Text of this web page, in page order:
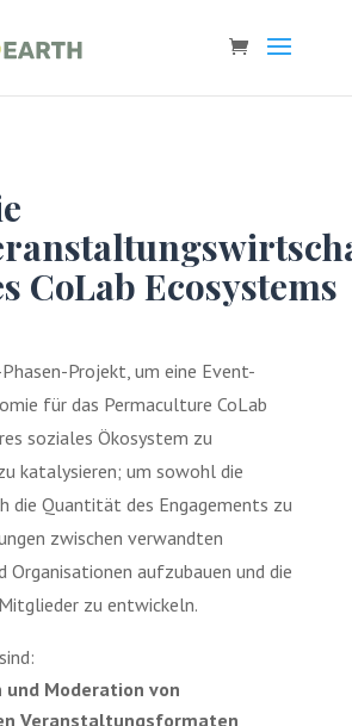
CoLab Ecosystems
Projekt, um eine Event-
für das Permaculture CoLab
soziales Ökosystem zu
katalysieren; um sowohl die
die Quantität des Engagements zu
zwischen verwandten
Organisationen aufzubauen und die
zu entwickeln.
und Moderation von
Veranstaltungsformaten